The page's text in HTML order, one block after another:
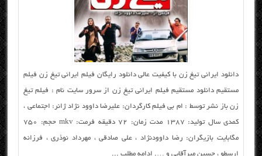
دانلود ایرانی تیغ زن با کیفیت عالی دانلود رایگان فیلم ایرانی تیغ زن فیلم
مستقیم دانلود مستقیم فیلم ایرانی تیغ زن از سرور سایت نام : فیلم تیغ
زن باز نشر توسط : ام بی فیلم کارگردان: علیرضا داوود نژاد ژانر: اجتماعی ،
کمدی سال تولید: ۱۳۸۷ مدت زمان: ۷۲ دقیقه فرمت: mkv حجم: ۷۵۰
مگابایت بازیگران: رضا داوودنژاد ، علی صادقی ، مهرداد نوذری ، فرزانه
ارسطو ، حسین میرآقایی و …. ادامه مطلب ...